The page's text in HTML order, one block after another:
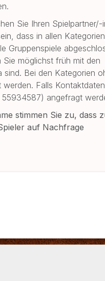
Sie Ihren Spielpartner/-
dass in allen
Gruppenspiele
möglichst früh mit den
sind. Bei den Kategorien
werden. Falls
55934587) angefragt
stimmen Sie zu, dass
auf Nachfrage